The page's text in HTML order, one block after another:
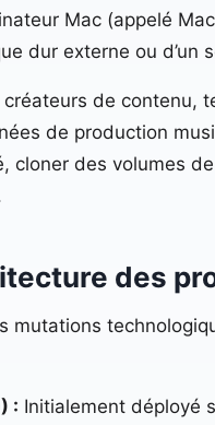
Mac (appelé
dur externe ou d’un
créateurs de
de production
cloner des volumes
des
mutations
: Initialement déployé